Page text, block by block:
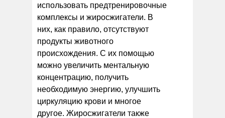
использовать предтренировочные
комплексы и жиросжигатели. В
них, как правило, отсутствуют
продукты животного
происхождения. С их помощью
можно увеличить ментальную
концентрацию, получить
необходимую энергию, улучшить
циркуляцию крови и многое
другое. Жиросжигатели также